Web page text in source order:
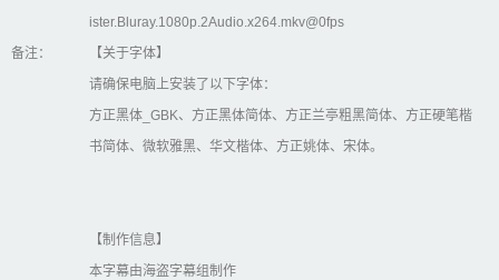
ister.Bluray.1080p.2Audio.x264.mkv@0fps
备注：
【关于字体】
请确保电脑上安装了以下字体：
方正黑体_GBK、方正黑体简体、方正兰亭粗黑简体、方正硬笔楷
书简体、微软雅黑、华文楷体、方正姚体、宋体。
【制作信息】
本字幕由海盗字幕组制作